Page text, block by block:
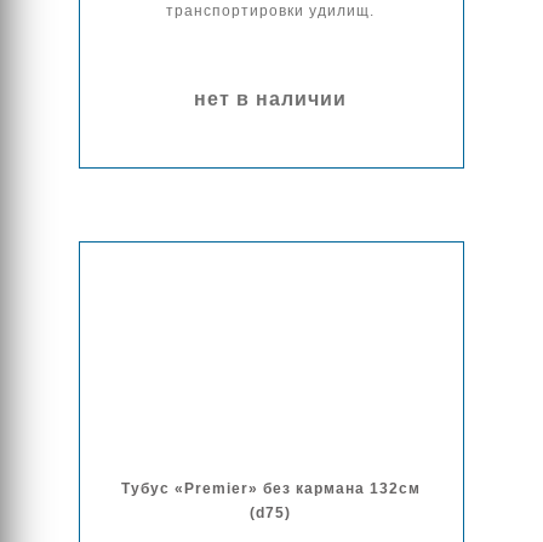
транспортировки удилищ.
нет в наличии
Тубус «Premier» без кармана 132см
(d75)